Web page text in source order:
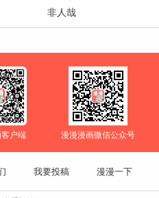
非人哉
户端 漫漫漫画微信公众号
我要投稿 漫漫一下